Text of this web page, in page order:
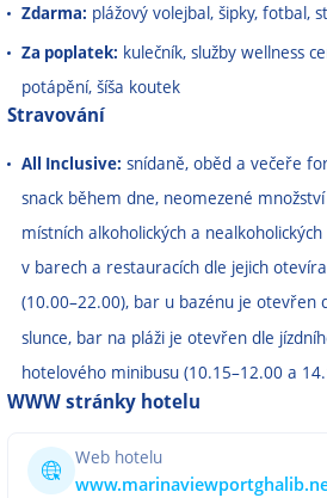
Zdarma: plážový volejbal, šipky, fotbal,
Za poplatek: kulečník, služby wellness
potápění, šíša koutek
Stravování
All Inclusive: snídaně, oběd a večeře
snack během dne, neomezené
místních alkoholických a
v barech a restauracích dle jejich
(10.00–22.00), bar u bazénu je otevřen
slunce, bar na pláži je otevřen dle
hotelového minibusu (10.15–12.00 a
WWW stránky hotelu
Web hotelu